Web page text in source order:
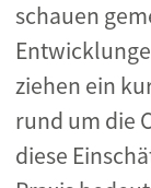
schauen
ziehen ein
rund um die
diese